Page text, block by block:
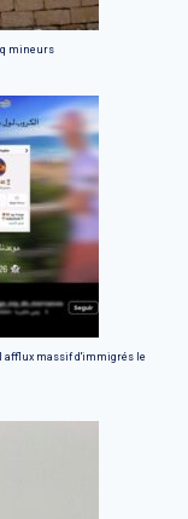
mineurs
afflux massif d'immigrés le